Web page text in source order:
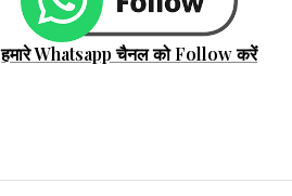
हमारे Whatsapp चैनल को Follow करें